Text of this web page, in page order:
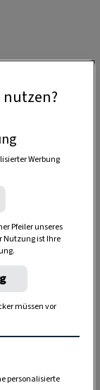
nutzen?
Werbung
Pfeiler unseres
Nutzung ist Ihre
müssen vor
personalisierte